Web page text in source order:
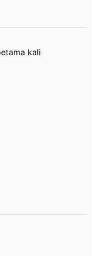
kali